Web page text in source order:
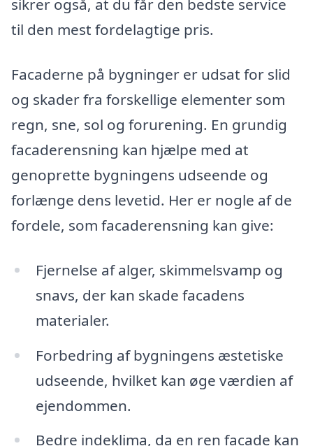
sikrer også, at du får den bedste service
til den mest fordelagtige pris.
Facaderne på bygninger er udsat for slid
og skader fra forskellige elementer som
regn, sne, sol og forurening. En grundig
facaderensning kan hjælpe med at
genoprette bygningens udseende og
forlænge dens levetid. Her er nogle af de
fordele, som facaderensning kan give:
Fjernelse af alger, skimmelsvamp og
snavs, der kan skade facadens
materialer.
Forbedring af bygningens æstetiske
udseende, hvilket kan øge værdien af
ejendommen.
Bedre indeklima, da en ren facade kan